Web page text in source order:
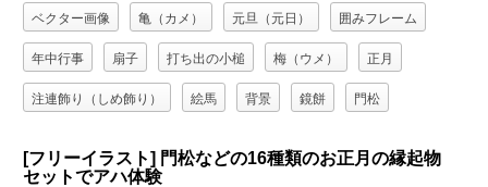
ベクター画像 亀（カメ） 元旦（元日） 囲みフレーム
年中行事 扇子 打ち出の小槌 梅（ウメ） 正月
注連飾り（しめ飾り） 絵馬 背景 鏡餅 門松
[フリーイラスト] 門松などの16種類のお正月の縁起物
セットでアハ体験